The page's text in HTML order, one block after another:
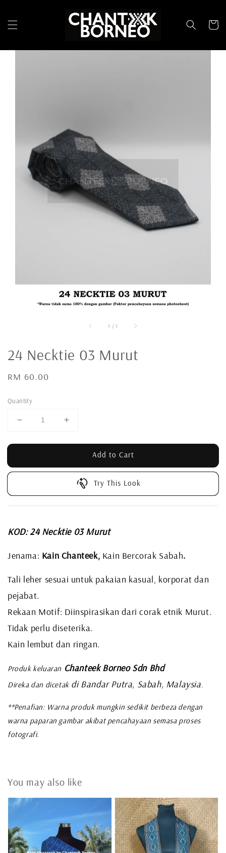
1 / 1
24 Necktie 03 Murut
Regular
RM 60.00
Quantity
Add to Cart
Try This Look
KOD: 24 Necktie 03 Murut
Jenama: Kain Chanteek, Kain Bercorak Sabah.
Tali leher sesuai untuk pakaian kasual, korporat dan
pejabat.
Rekaan Motif: Diinspirasikan dari corak etnik Murut.
Tidak perlu diseterika.
Kain lembut dan ringan.
Produk keluaran Chanteek Borneo Sdn Bhd
Direka dan dicetakdi Bandar Putra, Sabah, Malaysia
**Penafian: Warna produk mungkin sedikit berbeza dengan
warna paparan gambar akibat pencahayaan semasa proses
fotografi.
You may also like